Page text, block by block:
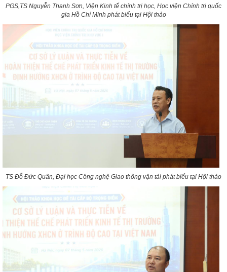
PGS,TS Nguyễn Thanh Sơn, Viện Kinh tế chính trị học, Học viện Chính trị quốc
gia Hồ Chí Minh phát biểu tại Hội thảo
TS Đỗ Đức Quân, Đại học Công nghệ Giao thông vận tải phát biểu tại Hội thảo